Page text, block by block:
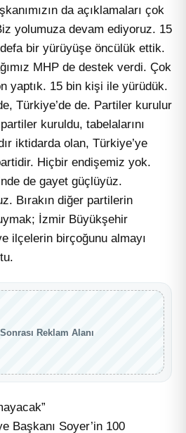
da açıklamaları çok
yolumuza devam ediyoruz. 15
bir yürüyüşe öncülük ettik.
MHP de destek verdi. Çok
yaptık. 15 bin kişi ile yürüdük.
Türkiye’de de. Partiler kurulur
kuruldu, tabelalarını
iktidarda olan, Türkiye’ye
Hiçbir endişemiz yok.
de gayet güçlüyüz.
Bırakın diğer partilerin
İzmir Büyükşehir
ilçelerin birçoğunu almayı
Reklam Alanı
Başkanı Soyer’in 100